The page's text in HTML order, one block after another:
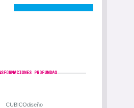
CUBICOdiseño